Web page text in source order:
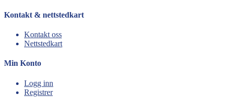
Kontakt & nettstedkart
Kontakt oss
Nettstedkart
Min Konto
Logg inn
Registrer